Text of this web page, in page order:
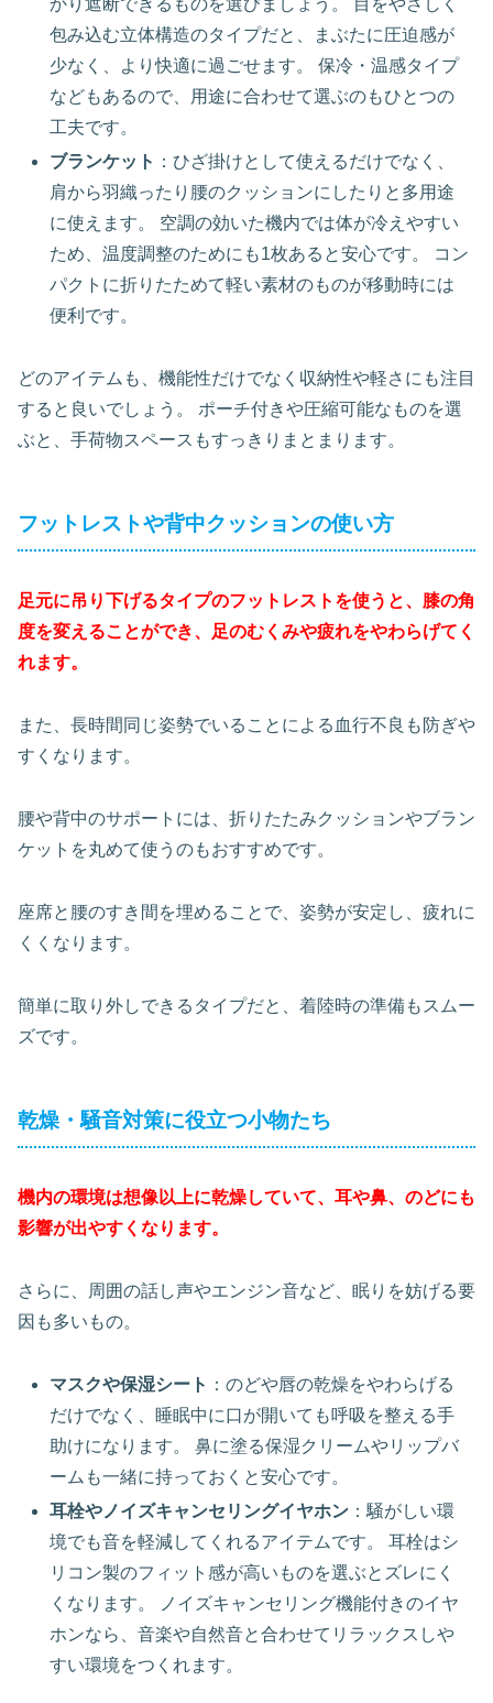
包み込む立体構造のタイプだと、まぶたに圧迫感が
少なく、より快適に過ごせます。 保冷・温感タイプ
などもあるので、用途に合わせて選ぶのもひとつの
工夫です。
ブランケット ：ひざ掛けとして使えるだけでなく、
肩から羽織ったり腰のクッションにしたりと多用途
に使えます。 空調の効いた機内では体が冷えやすい
ため、温度調整のためにも1枚あると安心です。 コン
パクトに折りたためて軽い素材のものが移動時には
便利です。
どのアイテムも、機能性だけでなく収納性や軽さにも注目
すると良いでしょう。 ポーチ付きや圧縮可能なものを選
ぶと、手荷物スペースもすっきりまとまります。
フットレストや背中クッションの使い方
足元に吊り下げるタイプのフットレストを使うと、膝の角
度を変えることができ、足のむくみや疲れをやわらげてく
れます。
また、長時間同じ姿勢でいることによる血行不良も防ぎや
すくなります。
腰や背中のサポートには、折りたたみクッションやブラン
ケットを丸めて使うのもおすすめです。
座席と腰のすき間を埋めることで、姿勢が安定し、疲れに
くくなります。
簡単に取り外しできるタイプだと、着陸時の準備もスムー
ズです。
乾燥・騒音対策に役立つ小物たち
機内の環境は想像以上に乾燥していて、耳や鼻、のどにも
影響が出やすくなります。
さらに、周囲の話し声やエンジン音など、眠りを妨げる要
因も多いもの。
マスクや保湿シート ：のどや唇の乾燥をやわらげる
だけでなく、睡眠中に口が開いても呼吸を整える手
助けになります。 鼻に塗る保湿クリームやリップバ
ームも一緒に持っておくと安心です。
耳栓やノイズキャンセリングイヤホン ：騒がしい環
境でも音を軽減してくれるアイテムです。 耳栓はシ
リコン製のフィット感が高いものを選ぶとズレにく
くなります。 ノイズキャンセリング機能付きのイヤ
ホンなら、音楽や自然音と合わせてリラックスしや
すい環境をつくれます。